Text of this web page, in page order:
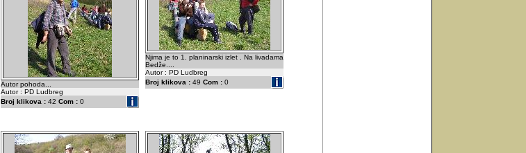
Autor pohoda...
Autor : PD Ludbreg
Broj klikova : 42 Com : 0
Njima je to 1. planinarski izlet . Na livadama
Bedže....
Autor : PD Ludbreg
Broj klikova : 49 Com : 0